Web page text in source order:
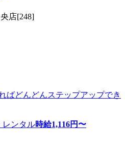
店[248]
ばどんどんステップアップでき
レンタル時給1,116円〜